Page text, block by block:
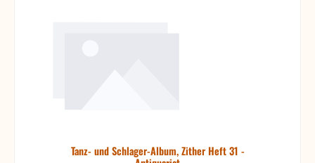
Tanz- und Schlager-Album, Zither Heft 31 -